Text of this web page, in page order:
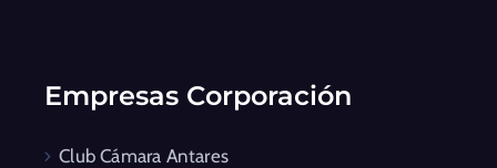
Empresas Corporación
Club Cámara Antares